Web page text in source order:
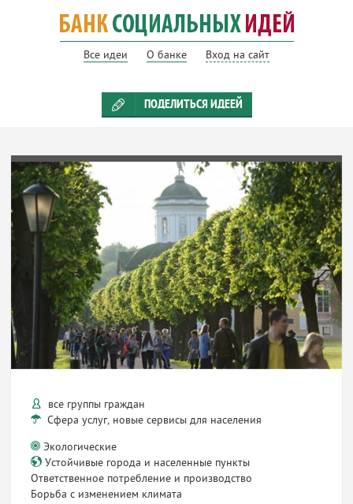
Все идеи О банке Вход на сайт
ПОДЕЛИТЬСЯ ИДЕЕЙ
все группы граждан
Сфера услуг, новые сервисы для населения
Экологические
Устойчивые города и населенные пункты
Ответственное потребление и производство
Борьба с изменением климата